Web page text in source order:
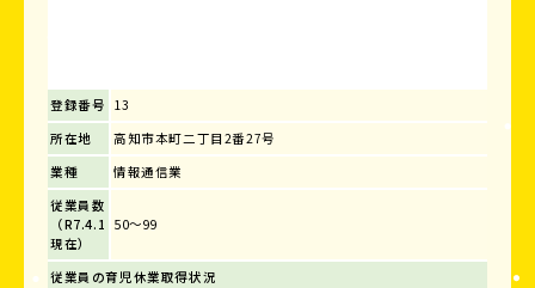
登録番号 13
所在地
高知市本町二丁目2番27号
業種
情報通信業
従業員数
（R7.4.1
現在）
50～99
従業員の育児休業取得状況